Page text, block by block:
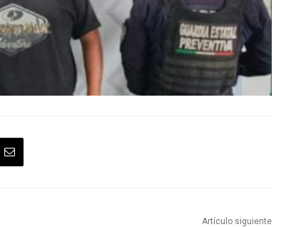
Artículo siguiente